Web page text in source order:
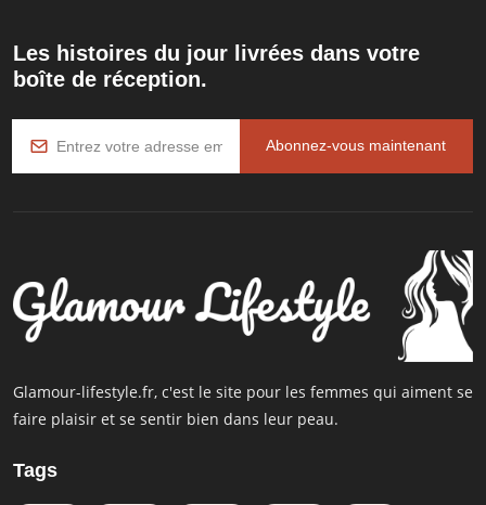
Les histoires du jour livrées dans votre
boîte de réception.
Abonnez-vous maintenant
Glamour-lifestyle.fr, c'est le site pour les femmes qui aiment se
faire plaisir et se sentir bien dans leur peau.
Tags